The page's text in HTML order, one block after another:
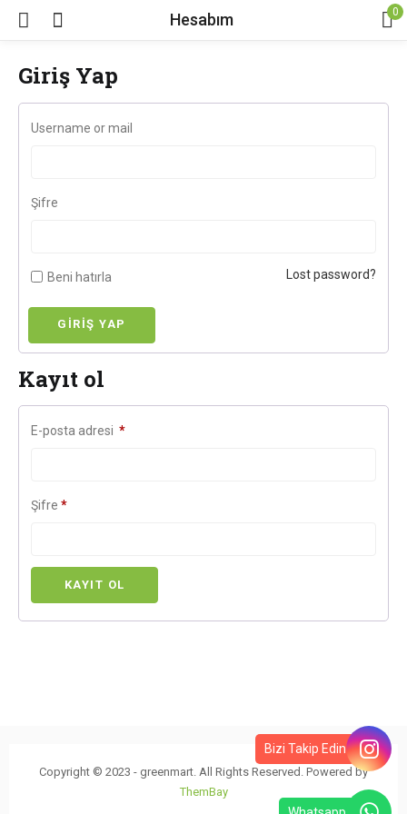
Bizi Takip Edin
Hesabım 0
Giriş Yap
Username or mail
Şifre
Beni hatırla Lost password?
GIRIŞ YAP
Kayıt ol
E-posta adresi *Required
Şifre *Required
KAYIT OL
Copyright © 2023 - greenmart. All Rights Reserved. Powered by
ThemBay